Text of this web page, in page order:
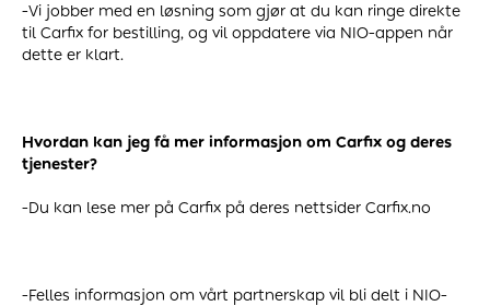
-Vi jobber med en løsning som gjør at du kan ringe direkte
til Carfix for bestilling, og vil oppdatere via NIO-appen når
dette er klart.
Hvordan kan jeg få mer informasjon om Carfix og deres
tjenester?
-Du kan lese mer på Carfix på deres nettsider Carfix.no
-Felles informasjon om vårt partnerskap vil bli delt i NIO-